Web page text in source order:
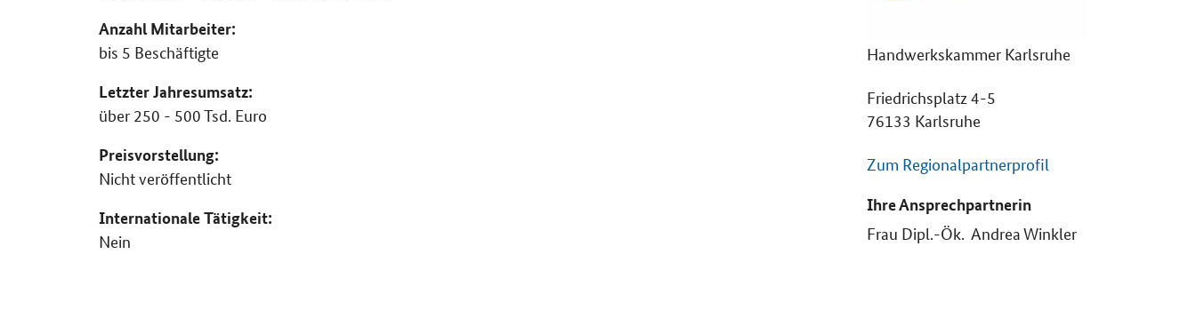
Anzahl Mitarbeiter:
bis 5 Beschäftigte
Letzter Jahresumsatz:
über 250 - 500 Tsd. Euro
Preisvorstellung:
Nicht veröffentlicht
Internationale Tätigkeit:
Nein
Handwerkskammer Karlsruhe
Friedrichsplatz 4-5
76133 Karlsruhe
Zum Regionalpartnerprofil
Ihre Ansprechpartnerin
Frau Dipl.-Ök. Andrea Winkler